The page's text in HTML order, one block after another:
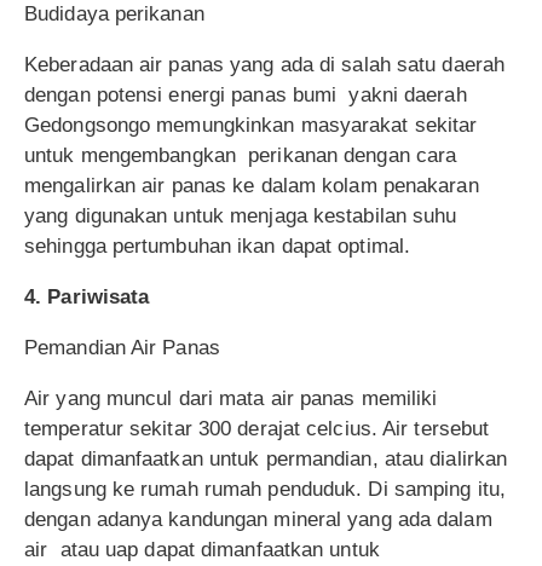
Budidaya perikanan
Keberadaan air panas yang ada di salah satu daerah
dengan potensi energi panas bumi yakni daerah
Gedongsongo memungkinkan masyarakat sekitar
untuk mengembangkan perikanan dengan cara
mengalirkan air panas ke dalam kolam penakaran
yang digunakan untuk menjaga kestabilan suhu
sehingga pertumbuhan ikan dapat optimal.
4. Pariwisata
Pemandian Air Panas
Air yang muncul dari mata air panas memiliki
temperatur sekitar 300 derajat celcius. Air tersebut
dapat dimanfaatkan untuk permandian, atau dialirkan
langsung ke rumah rumah penduduk. Di samping itu,
dengan adanya kandungan mineral yang ada dalam
air atau uap dapat dimanfaatkan untuk